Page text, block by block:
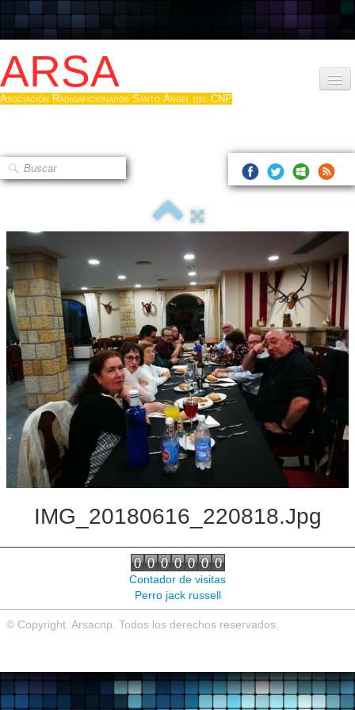
ARSA
Asociación Radioaficionados Santo Ángel del CNP
Que es la ARSA
Hacerse socio
Log diploma en Pdf
Fotos▼
Sistemas Digitales
Noticias de interés
Contacto
IMG_20180616_220818.jpg
Contador de visitas
Perro jack russell
© Copyright. Arsacnp. Todos los derechos reservados.